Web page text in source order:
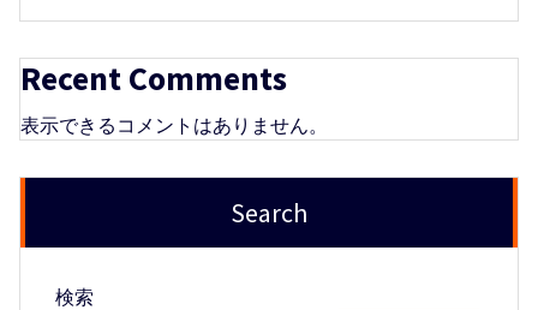
Recent Comments
表示できるコメントはありません。
Search
検索